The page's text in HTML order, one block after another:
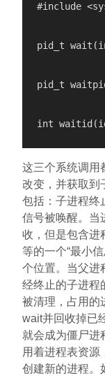
#include
pid_t
pid_t
这三个系统调用
改变，并获取到
包括：子进程终
信号被唤醒。当
收，但是包含进
等的一个“最小
个位置。当父进
经终止的子进程
被清理，占用的
wait并回收掉已
就会成为僵尸进
用着进程表资源
创建新的进程。